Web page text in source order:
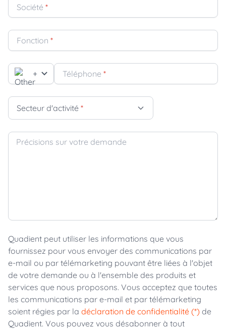
Société *
Fonction *
+ Téléphone *
Secteur d'activité *
Précisions sur votre demande
Quadient peut utiliser les informations que vous
fournissez pour vous envoyer des communications par
e-mail ou par télémarketing pouvant être liées à l'objet
de votre demande ou à l'ensemble des produits et
services que nous proposons. Vous acceptez que toutes
les communications par e-mail et par télémarketing
soient régies par la déclaration de confidentialité (*) de
Quadient. Vous pouvez vous désabonner à tout